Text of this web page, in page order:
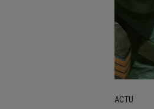
ACTU